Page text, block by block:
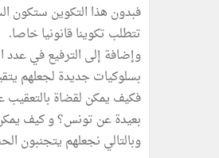
فبدون هذا التكوين ستكون
تتطلب تكوينا قانونيا خاصا.
وإضافة إلى الترفيع في
بسلوكيات جديدة لجعلهم
فكيف يمكن لقضاة بالتعقيب
بعيدة عن تونس؟ و كيف
وبالتالي نجعلهم يتجنبون